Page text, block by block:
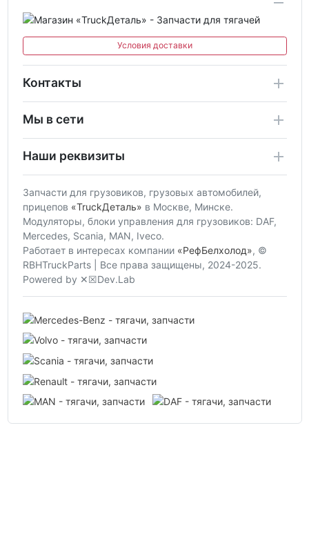
Условия доставки
Контакты
Мы в сети
Наши реквизиты
Запчасти для грузовиков, грузовых автомобилей,
прицепов «TruckДеталь» в Москве, Минске.
Модуляторы, блоки управления для грузовиков: DAF,
Mercedes, Scania, MAN, Iveco.
Работает в интересах компании «РефБелхолод», ©
RBHTruckParts | Все права защищены, 2024-2025.
Powered by ✕☒Dev.Lab